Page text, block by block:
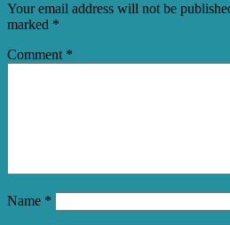
Your email address will not be
marked *
Comment *
Name *